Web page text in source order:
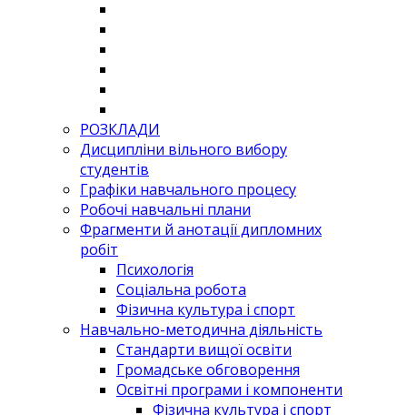
РОЗКЛАДИ
Дисципліни вільного вибору
студентів
Графіки навчального процесу
Робочі навчальні плани
Фрагменти й анотації дипломних
робіт
Психологія
Соціальна робота
Фізична культура і спорт
Навчально-методична діяльність
Стандарти вищої освіти
Громадське обговорення
Освітні програми і компоненти
Фізична культура і спорт